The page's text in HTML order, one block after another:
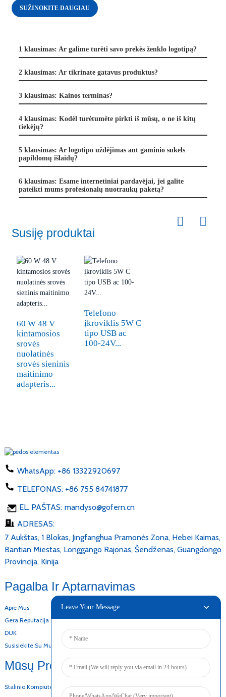
SUŽINOKITE DAUGIAU
1 klausimas: Ar galime turėti savo prekės ženklo logotipą?
2 klausimas: Ar tikrinate gatavus produktus?
3 klausimas: Kainos terminas?
4 klausimas: Kodėl turėtumėte pirkti iš mūsų, o ne iš kitų
tiekėjų?
5 klausimas: Ar logotipo uždėjimas ant gaminio sukels
papildomų išlaidų?
6 klausimas: Esame internetiniai pardavėjai, jei galite
pateikti mums profesionalų nuotraukų paketą?
Susiję produktai
60 W 48 V
kintamosios
srovės
nuolatinės
srovės sieninis
maitinimo
adapteris...
Telefono
įkroviklis 5W C
tipo USB ac
100-24V...
WhatsApp: +86 13322920697
TELEFONAS: +86 755 84741877
EL. PAŠTAS: mandyso@gofern.cn
ADRESAS:
7 Aukštas, 1 Blokas, Jingfanghua Pramonės Zona, Hebei Kaimas,
Bantian Miestas, Longgango Rajonas, Šendženas, Guangdongo
Provincija, Kinija
Pagalba Ir Aptarnavimas
Apie Mus
Gera Reputacija
DUK
Susisiekite Su Mumis
Mūsų Produktai
Stalinio Kompiuterio Maitinimo Adapteris
Leave Your Message